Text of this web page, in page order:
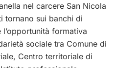
nel carcere San Nicola
tornano sui banchi di
formativa
sociale tra Comune di
Centro territoriale di